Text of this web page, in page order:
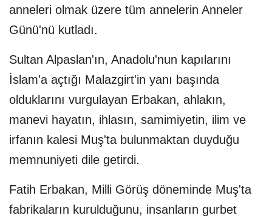
anneleri olmak üzere tüm annelerin Anneler
Günü'nü kutladı.
Sultan Alpaslan'ın, Anadolu'nun kapılarını
İslam'a açtığı Malazgirt'in yanı başında
olduklarını vurgulayan Erbakan, ahlakın,
manevi hayatın, ihlasın, samimiyetin, ilim ve
irfanın kalesi Muş'ta bulunmaktan duyduğu
memnuniyeti dile getirdi.
Fatih Erbakan, Milli Görüş döneminde Muş'ta
fabrikaların kurulduğunu, insanların gurbet